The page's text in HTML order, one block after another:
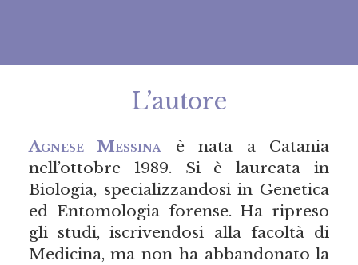
L’autore
Agnese Messina è nata a Catania
nell’ottobre 1989. Si è laureata in
Biologia, specializzandosi in Genetica
ed Entomologia forense. Ha ripreso
gli studi, iscrivendosi alla facoltà di
Medicina, ma non ha abbandonato la